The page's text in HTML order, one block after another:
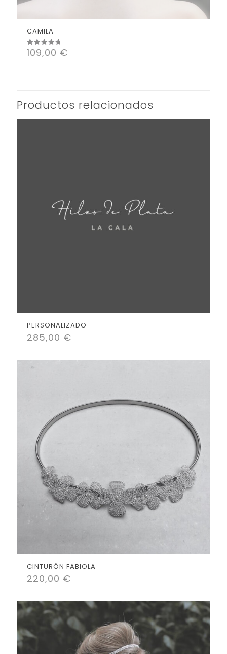
CAMILA
Valorado
con
109,00 €
Productos relacionados
PERSONALIZADO
285,00 €
CINTURÓN FABIOLA
220,00 €